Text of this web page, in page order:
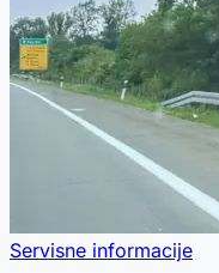
Servisne informacije